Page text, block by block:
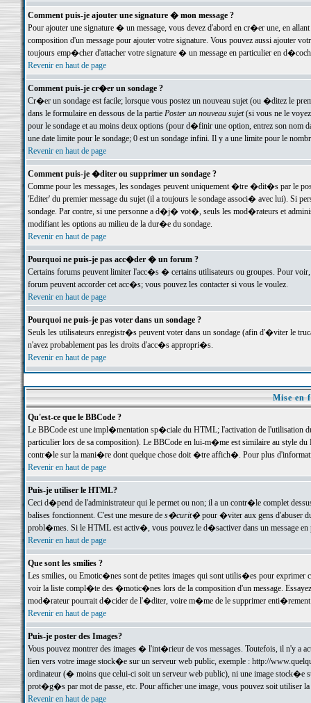
Comment puis-je ajouter une signature � mon message ?
Pour ajouter une signature � un message, vous devez d'abord en cr�er une, en
composition d'un message pour ajouter votre signature. Vous pouvez aussi ajouter
toujours emp�cher d'attacher votre signature � un message en particulier en
Revenir en haut de page
Comment puis-je cr�er un sondage ?
Cr�er un sondage est facile; lorsque vous postez un nouveau sujet (ou �ditez le
dans le formulaire en dessous de la partie Poster un nouveau sujet(si vous ne le voyez
pour le sondage et au moins deux options (pour d�finir une option, entrez son nom
une date limite pour le sondage; 0 est un sondage infini. Il y a une limite pour le
Revenir en haut de page
Comment puis-je �diter ou supprimer un sondage ?
Comme pour les messages, les sondages peuvent uniquement �tre �dit�s par le
'Editer' du premier message du sujet (il a toujours le sondage associ� avec lui). Si
sondage. Par contre, si une personne a d�j� vot�, seuls les mod�rateurs et
modifiant les options au milieu de la dur�e du sondage.
Revenir en haut de page
Pourquoi ne puis-je pas acc�der � un forum ?
Certains forums peuvent limiter l'acc�s � certains utilisateurs ou groupes. Pour
forum peuvent accorder cet acc�s; vous pouvez les contacter si vous le voulez.
Revenir en haut de page
Pourquoi ne puis-je pas voter dans un sondage ?
Seuls les utilisateurs enregistr�s peuvent voter dans un sondage (afin d'�viter le
n'avez probablement pas les droits d'acc�s appropri�s.
Revenir en haut de page
Mise en
Qu'est-ce que le BBCode ?
Le BBCode est une impl�mentation sp�ciale du HTML; l'activation de l'utilisation
particulier lors de sa composition). Le BBCode en lui-m�me est similaire au style
contr�le sur la mani�re dont quelque chose doit �tre affich�. Pour plus
Revenir en haut de page
Puis-je utiliser le HTML?
Ceci d�pend de l'administrateur qui le permet ou non; il a un contr�le complet
balises fonctionnent. C'est une mesure de s�curit�pour �viter aux gens d'abuser
probl�mes. Si le HTML est activ�, vous pouvez le d�sactiver dans un message en
Revenir en haut de page
Que sont les smilies ?
Les smilies, ou Emotic�nes sont de petites images qui sont utilis�es pour exprimer
voir la liste compl�te des �motic�nes lors de la composition d'un message.
mod�rateur pourrait d�cider de l'�diter, voire m�me de le supprimer
Revenir en haut de page
Puis-je poster des Images?
Vous pouvez montrer des images � l'int�rieur de vos messages. Toutefois, il n'y a
lien vers votre image stock�e sur un serveur web public, exemple : http://
ordinateur (� moins que celui-ci soit un serveur web public), ni une image stock�e
prot�g�s par mot de passe, etc. Pour afficher une image, vous pouvez soit
Revenir en haut de page